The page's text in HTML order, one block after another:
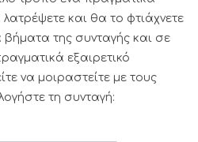
και θα το φτιάχνετε
της συνταγής και σε
εξαιρετικό
να μοιραστείτε με τους
τη συνταγή: